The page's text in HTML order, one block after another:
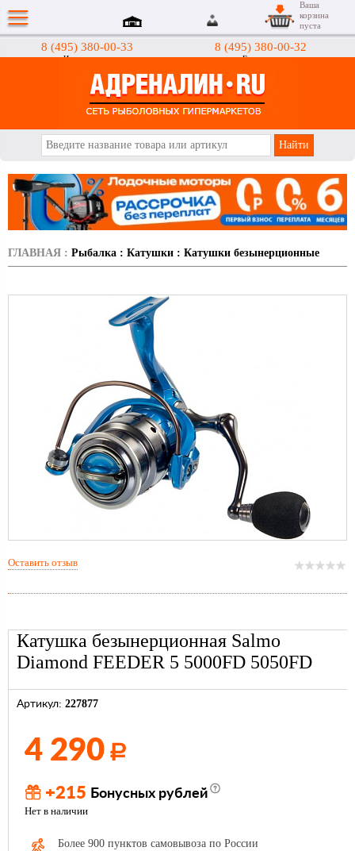
8 (495) 380-00-33
Интернет-магазин
8 (495) 380-00-32
Гипермаркеты
Ваша
корзина
пуста
ГЛАВНАЯ : Рыбалка : Катушки : Катушки безынерционные
Катушка безынерционная Salmo
Diamond FEEDER 5 5000FD 5050FD
Артикул: 227877
4 290 Р
+215 Бонусных рублей
Нет в наличии
Более 900 пунктов самовывоза по России
Оставить отзыв